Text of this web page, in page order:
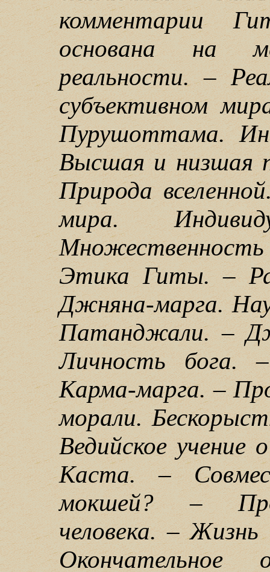
комментарии
основана на
реальности. –
субъективном
Пурушоттама.
Высшая и низшая
Природа
мира.
Этика Гиты. –
Джняна-марга.
Патанджали. –
Личность бога. –
Карма-марга. –
морали.
Ведийское учение
Каста. –
мокшей? –
человека. – Жизнь